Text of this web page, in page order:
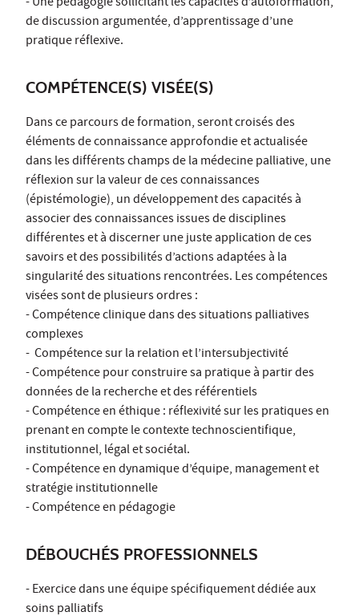
de discussion argumentée, d’apprentissage d’une
pratique réflexive.
COMPÉTENCE(S) VISÉE(S)
Dans ce parcours de formation, seront croisés des
éléments de connaissance approfondie et actualisée
dans les différents champs de la médecine palliative, une
réflexion sur la valeur de ces connaissances
(épistémologie), un développement des capacités à
associer des connaissances issues de disciplines
différentes et à discerner une juste application de ces
savoirs et des possibilités d’actions adaptées à la
singularité des situations rencontrées. Les compétences
visées sont de plusieurs ordres :
- Compétence clinique dans des situations palliatives
complexes
- Compétence sur la relation et l’intersubjectivité
- Compétence pour construire sa pratique à partir des
données de la recherche et des référentiels
- Compétence en éthique : réflexivité sur les pratiques en
prenant en compte le contexte technoscientifique,
institutionnel, légal et sociétal.
- Compétence en dynamique d’équipe, management et
stratégie institutionnelle
- Compétence en pédagogie
DÉBOUCHÉS PROFESSIONNELS
- Exercice dans une équipe spécifiquement dédiée aux
soins palliatifs